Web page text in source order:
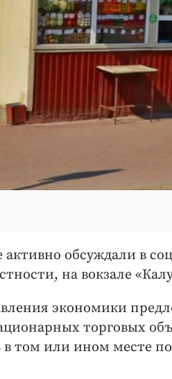
обсуждали в
на вокзале
экономики
торговых
в том или ином месте